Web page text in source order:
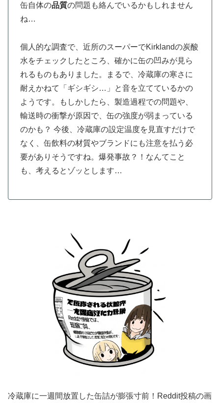
缶自体の品質の問題も絡んでいるかもしれません
ね…
個人的な調査で、近所のスーパーでKirklandの炭酸
水をチェックしたところ、確かに缶の凹みが見ら
れるものもありました。まるで、冷蔵庫の寒さに
耐えかねて「ギシギシ…」と音を立てているかの
ようです。もしかしたら、製造過程での問題や、
輸送時の衝撃が原因で、缶の強度が弱まっている
のかも？ 今後、冷蔵庫の設定温度を見直すだけで
なく、缶飲料の材質やブランドにも注意を払う必
要がありそうですね。爆発事故？！なんてこと
も、考えるとゾッとします…
冷蔵庫に一週間放置した缶詰が膨張寸前！Reddit投稿の画